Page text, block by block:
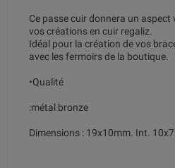
Ce passe cuir donnera un
vos créations en cuir regaliz.
Idéal pour la création de vos
avec les fermoirs de la boutique.
•Qualité
:métal bronze
Dimensions : 19x10mm. Int.